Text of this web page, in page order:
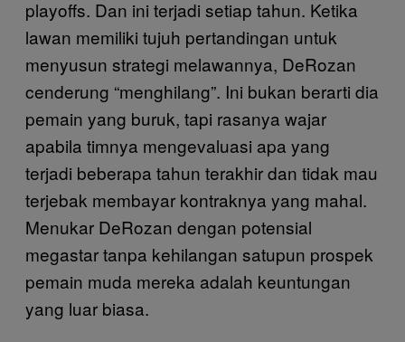
playoffs. Dan ini terjadi setiap tahun. Ketika
lawan memiliki tujuh pertandingan untuk
menyusun strategi melawannya, DeRozan
cenderung “menghilang”. Ini bukan berarti dia
pemain yang buruk, tapi rasanya wajar
apabila timnya mengevaluasi apa yang
terjadi beberapa tahun terakhir dan tidak mau
terjebak membayar kontraknya yang mahal.
Menukar DeRozan dengan potensial
megastar tanpa kehilangan satupun prospek
pemain muda mereka adalah keuntungan
yang luar biasa.